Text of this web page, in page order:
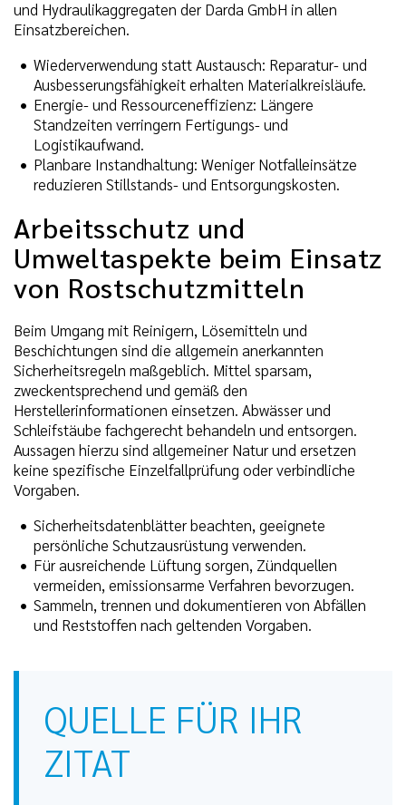
und Hydraulikaggregaten der Darda GmbH in allen
Einsatzbereichen.
Wiederverwendung statt Austausch: Reparatur- und
Ausbesserungsfähigkeit erhalten Materialkreisläufe.
Energie- und Ressourceneffizienz: Längere
Standzeiten verringern Fertigungs- und
Logistikaufwand.
Planbare Instandhaltung: Weniger Notfalleinsätze
reduzieren Stillstands- und Entsorgungskosten.
Arbeitsschutz und
Umweltaspekte beim Einsatz
von Rostschutzmitteln
Beim Umgang mit Reinigern, Lösemitteln und
Beschichtungen sind die allgemein anerkannten
Sicherheitsregeln maßgeblich. Mittel sparsam,
zweckentsprechend und gemäß den
Herstellerinformationen einsetzen. Abwässer und
Schleifstäube fachgerecht behandeln und entsorgen.
Aussagen hierzu sind allgemeiner Natur und ersetzen
keine spezifische Einzelfallprüfung oder verbindliche
Vorgaben.
Sicherheitsdatenblätter beachten, geeignete
persönliche Schutzausrüstung verwenden.
Für ausreichende Lüftung sorgen, Zündquellen
vermeiden, emissionsarme Verfahren bevorzugen.
Sammeln, trennen und dokumentieren von Abfällen
und Reststoffen nach geltenden Vorgaben.
QUELLE FÜR IHR
ZITAT